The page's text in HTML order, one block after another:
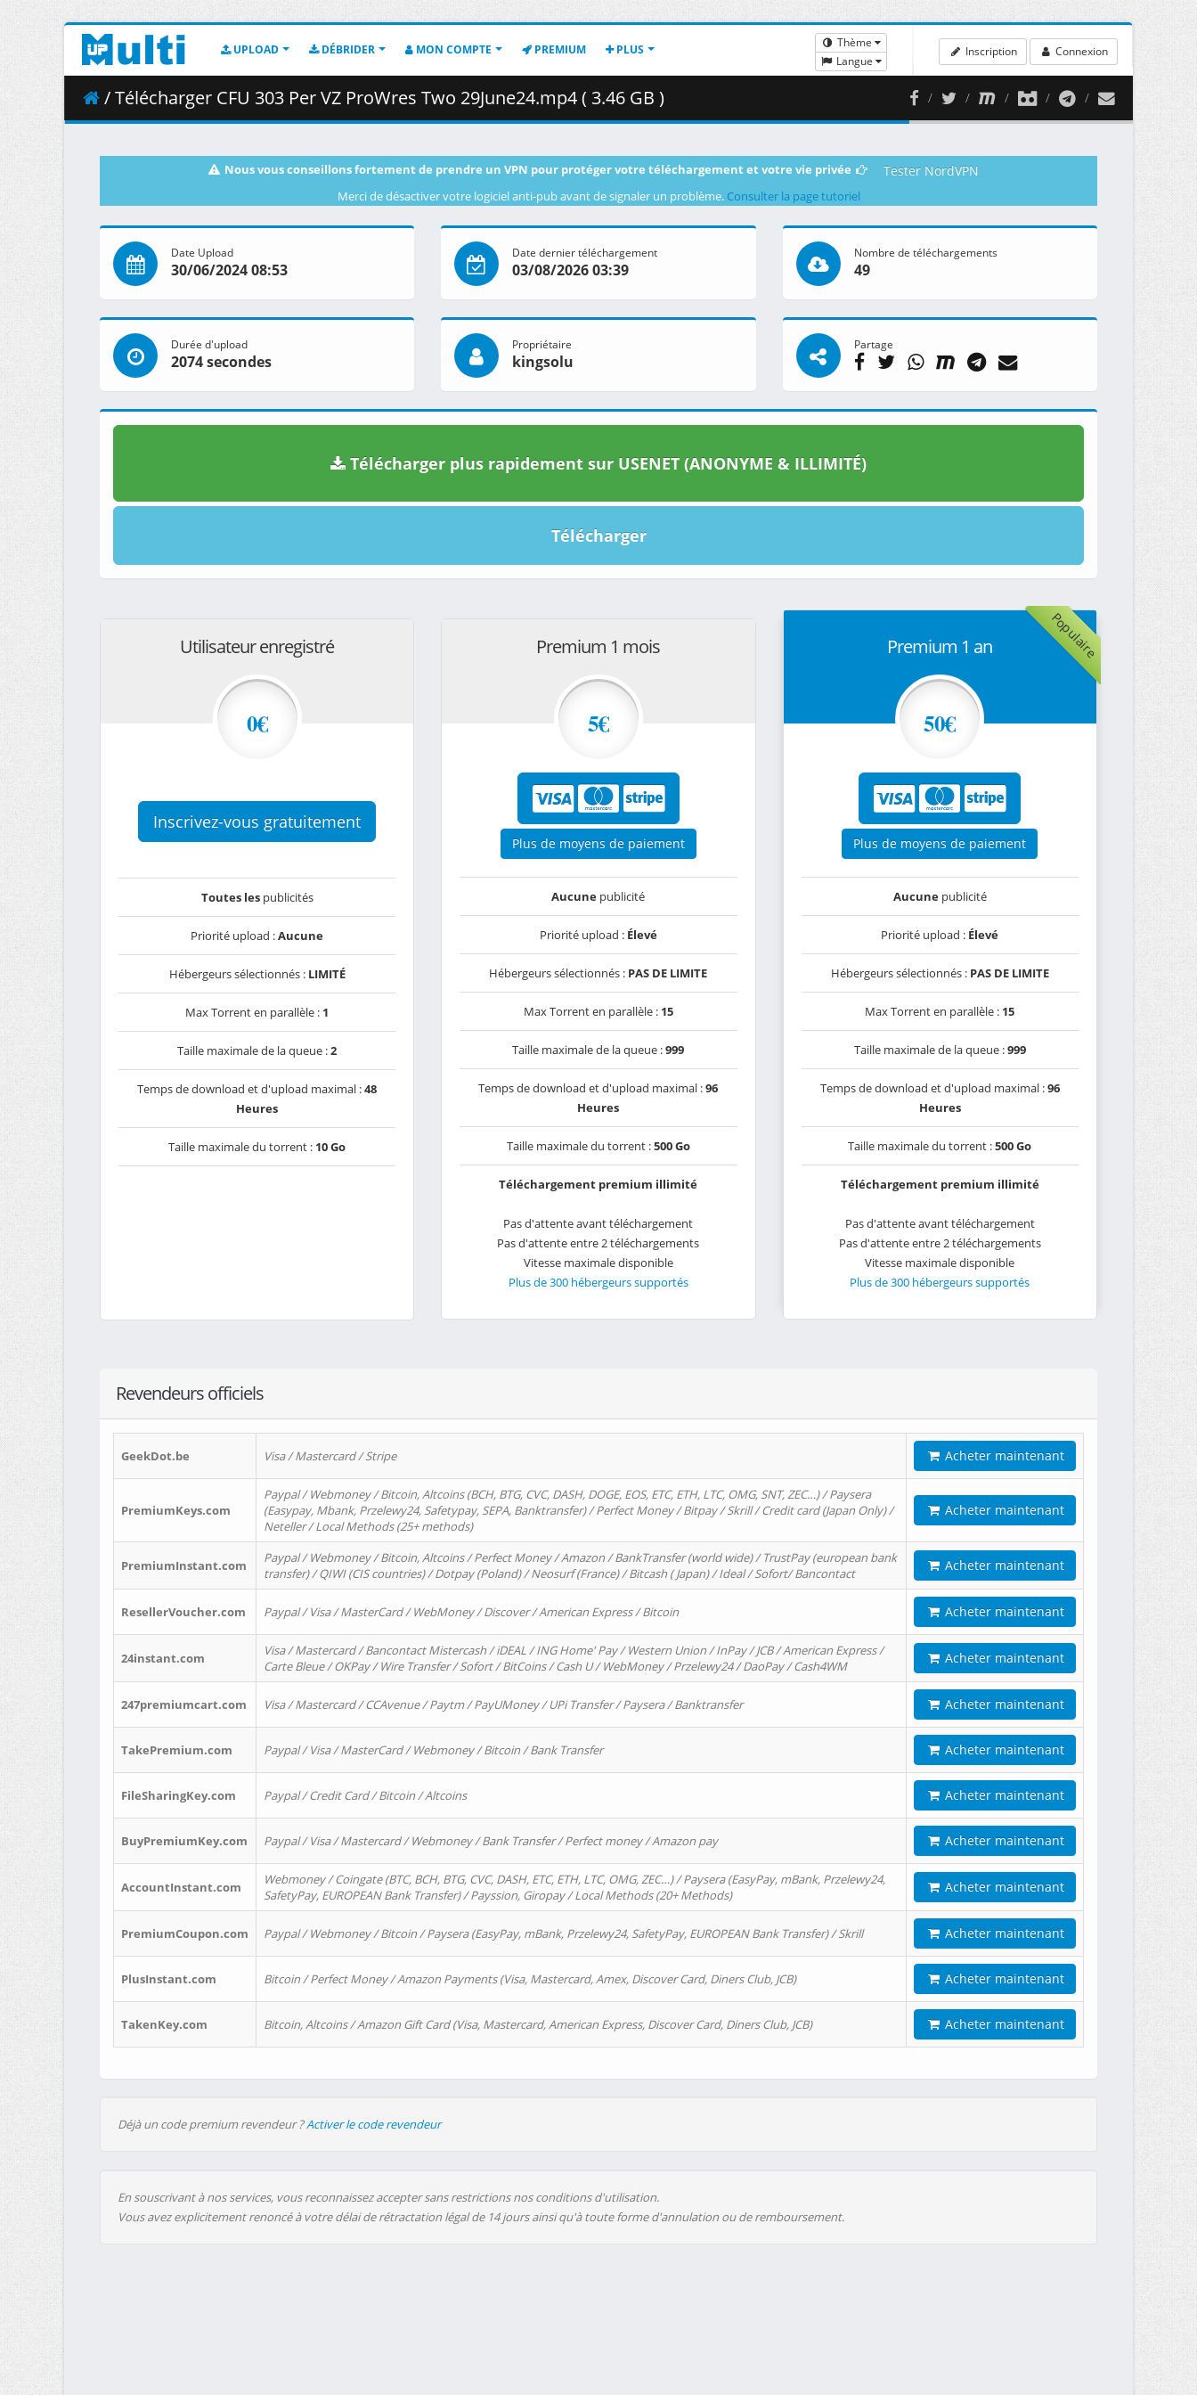
UPLOAD DÉBRIDER MON COMPTE PREMIUM PLUS
Thème
Langue
Inscription Connexion
/ Télécharger CFU 303 Per VZ ProWres Two 29June24.mp4 ( 3.46 GB )
Nous vous conseillons fortement de prendre un VPN pour protéger votre téléchargement et votre vie privée Tester NordVPN
Merci de désactiver votre logiciel anti-pub avant de signaler un problème. Consulter la page tutoriel
Date Upload
30/06/2024 08:53
Date dernier téléchargement
03/08/2026 03:39
Nombre de téléchargements
49
Durée d'upload
2074 secondes
Propriétaire
kingsolu
Partage
Télécharger plus rapidement sur USENET (ANONYME & ILLIMITÉ)
Télécharger
Utilisateur enregistré
0€
Inscrivez-vous gratuitement
Toutes lespublicités
Priorité upload :Aucune
Hébergeurs sélectionnés : LIMITÉ
Max Torrent en parallèle : 1
Taille maximale de la queue :2
Temps de download et d'upload maximal :48
Heures
Taille maximale du torrent : 10 Go
Premium 1 mois
5€
Plus de moyens de paiement
Aucune publicité
Priorité upload : Élevé
Hébergeurs sélectionnés : PAS DE LIMITE
Max Torrent en parallèle : 15
Taille maximale de la queue :999
Temps de download et d'upload maximal :96
Heures
Taille maximale du torrent :500 Go
Téléchargement premium illimité
Pas d'attente avant téléchargement
Pas d'attente entre 2 téléchargements
Vitesse maximale disponible
Plus de 300 hébergeurs supportés
Populaire
Premium 1 an
50€
Plus de moyens de paiement
Aucunepublicité
Priorité upload : Élevé
Hébergeurs sélectionnés : PAS DE LIMITE
Max Torrent en parallèle : 15
Taille maximale de la queue :999
Temps de download et d'upload maximal :96
Heures
Taille maximale du torrent :500 Go
Téléchargement premium illimité
Pas d'attente avant téléchargement
Pas d'attente entre 2 téléchargements
Vitesse maximale disponible
Plus de 300 hébergeurs supportés
Revendeurs officiels
GeekDot.be Visa / Mastercard / Stripe Acheter maintenant
PremiumKeys.com
Paypal / Webmoney / Bitcoin, Altcoins (BCH, BTG, CVC, DASH, DOGE, EOS, ETC, ETH, LTC, OMG, SNT, ZEC…) / Paysera
(Easypay, Mbank, Przelewy24, Safetypay, SEPA, Banktransfer) / Perfect Money / Bitpay / Skrill / Credit card (Japan Only) /
Neteller / Local Methods (25+ methods)
Acheter maintenant
PremiumInstant.com
Paypal / Webmoney / Bitcoin, Altcoins / Perfect Money / Amazon / BankTransfer (world wide) / TrustPay (european bank
transfer) / QIWI (CIS countries) / Dotpay (Poland) / Neosurf (France) / Bitcash ( Japan) / Ideal / Sofort/ Bancontact
Acheter maintenant
ResellerVoucher.com Paypal / Visa / MasterCard / WebMoney / Discover / American Express / Bitcoin Acheter maintenant
24instant.com
Visa / Mastercard / Bancontact Mistercash / iDEAL / ING Home' Pay / Western Union / InPay / JCB / American Express /
Carte Bleue / OKPay / Wire Transfer / Sofort / BitCoins / Cash U / WebMoney / Przelewy24 / DaoPay / Cash4WM
Acheter maintenant
247premiumcart.com Visa / Mastercard / CCAvenue / Paytm / PayUMoney / UPi Transfer / Paysera / Banktransfer Acheter maintenant
TakePremium.com Paypal / Visa / MasterCard / Webmoney / Bitcoin / Bank Transfer Acheter maintenant
FileSharingKey.com Paypal / Credit Card / Bitcoin / Altcoins Acheter maintenant
BuyPremiumKey.com Paypal / Visa / Mastercard / Webmoney / Bank Transfer / Perfect money / Amazon pay Acheter maintenant
AccountInstant.com
Webmoney / Coingate (BTC, BCH, BTG, CVC, DASH, ETC, ETH, LTC, OMG, ZEC…) / Paysera (EasyPay, mBank, Przelewy24,
SafetyPay, EUROPEAN Bank Transfer) / Payssion, Giropay / Local Methods (20+ Methods)
Acheter maintenant
PremiumCoupon.com Paypal / Webmoney / Bitcoin / Paysera (EasyPay, mBank, Przelewy24, SafetyPay, EUROPEAN Bank Transfer) / Skrill Acheter maintenant
PlusInstant.com Bitcoin / Perfect Money / Amazon Payments (Visa, Mastercard, Amex, Discover Card, Diners Club, JCB) Acheter maintenant
TakenKey.com Bitcoin, Altcoins / Amazon Gift Card (Visa, Mastercard, American Express, Discover Card, Diners Club, JCB) Acheter maintenant
Déjà un code premium revendeur ?Activer le code revendeur
En souscrivant à nos services, vous reconnaissez accepter sans restrictions nos conditions d'utilisation.
Vous avez explicitement renoncé à votre délai de rétractation légal de 14 jours ainsi qu'à toute forme d'annulation ou de remboursement.